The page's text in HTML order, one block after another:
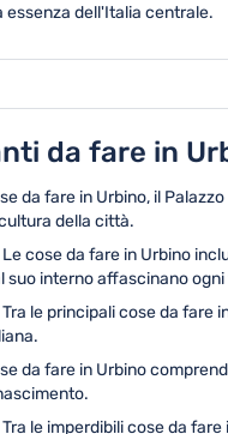
dell'Italia centrale.
da fare in
da fare in Urbino, il
della città.
Le cose da fare in Urbino
interno affascinano
Tra le principali cose da fare
da fare in Urbino
Tra le imperdibili cose da